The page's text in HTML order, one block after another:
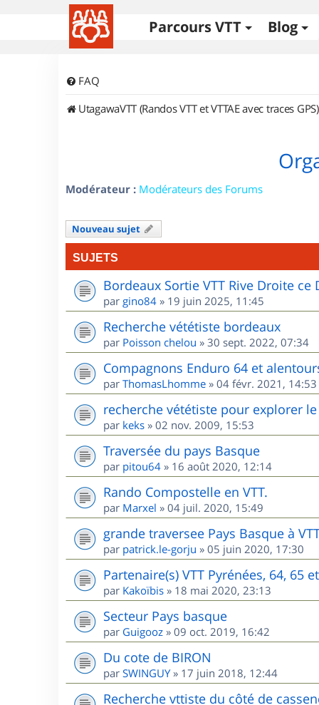
Parcours VTT Blog
FAQ
UtagawaVTT (Randos VTT et VTTAE avec traces GPS)
Modérateur : Modérateurs des Forums
Nouveau sujet
SUJETS
Bordeaux Sortie VTT Rive Droite ce
par gino84 » 19 juin 2025, 11:45
Recherche vététiste bordeaux
par Poisson chelou » 30 sept. 2022, 07:34
Compagnons Enduro 64 et
par ThomasLhomme » 04 févr. 2021, 14:53
recherche vététiste pour explorer
par keks » 02 nov. 2009, 15:53
Traversée du pays Basque
par pitou64 » 16 août 2020, 12:14
Rando Compostelle en VTT.
par Marxel » 04 juil. 2020, 15:49
grande traversee Pays Basque à
par patrick.le-gorju » 05 juin 2020, 17:30
Partenaire(s) VTT Pyrénées, 64, 65
par Kakoïbis » 18 mai 2020, 23:13
Secteur Pays basque
par Guigooz » 09 oct. 2019, 16:42
Du cote de BIRON
par SWINGUY» 17 juin 2018, 12:44
Recherche vttiste du côté de